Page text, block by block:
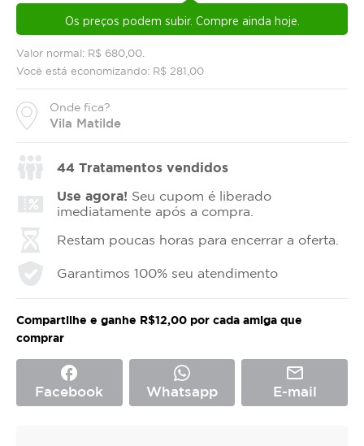
Valor normal: R$ 680,00.
Você está economizando: R$ 281,00
Onde fica?
Vila Matilde
Os preços podem subir. Compre ainda hoje.
44 Tratamentos vendidos
Use agora! Seu cupom é liberado
imediatamente após a compra.
Restam poucas horas para encerrar a oferta.
Garantimos 100% seu atendimento
Compartilhe e ganhe R$12,00 por cada amiga que
comprar
facebook
Facebook Whatsapp
mail_outline
E-mail